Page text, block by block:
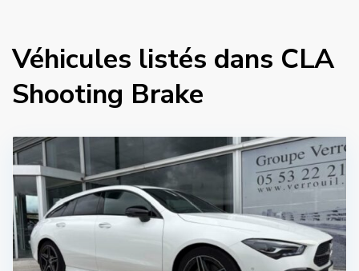
Véhicules listés dans CLA
Shooting Brake